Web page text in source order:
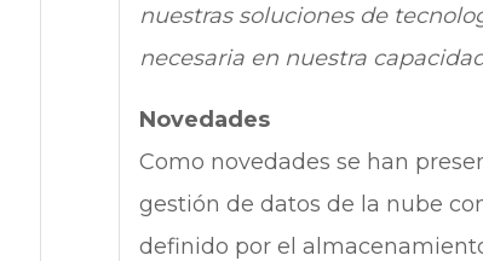
nuestras soluciones de
necesaria en nuestra
Novedades
Como novedades se han
gestión de datos de la nube
definido por el